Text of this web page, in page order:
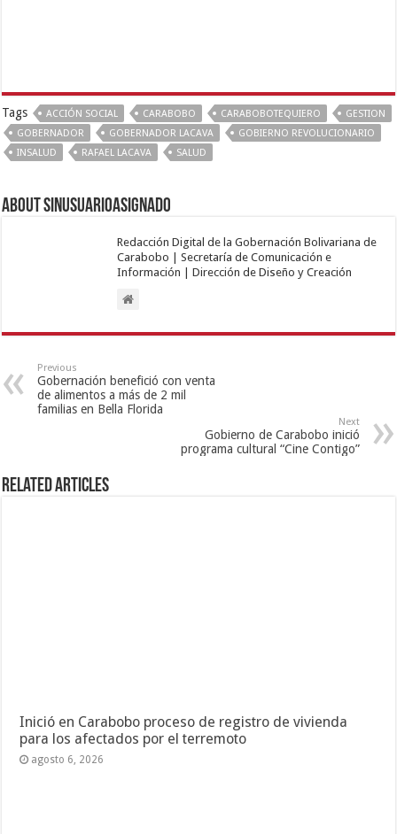
Tags ACCIÓN SOCIAL CARABOBO CARABOBOTEQUIERO
GESTION
GOBERNADOR
GOBERNADOR LACAVA
GOBIERNO REVOLUCIONARIO
INSALUD
RAFAEL LACAVA SALUD
About sinusuarioasignado
Redacción Digital de la Gobernación Bolivariana de
Carabobo | Secretaría de Comunicación e
Información | Dirección de Diseño y Creación
Previous
Gobernación benefició con venta
de alimentos a más de 2 mil
familias en Bella Florida
Next
Gobierno de Carabobo inició
programa cultural “Cine Contigo”
Related Articles
Inició en Carabobo proceso de registro de vivienda
para los afectados por el terremoto
agosto 6, 2026